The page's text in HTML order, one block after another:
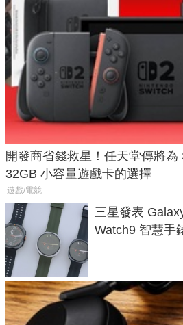
開發商省錢救星！任天堂傳將
32GB 小容量遊戲卡的選擇
遊戲/電競
三星發表
Watch9 智慧手